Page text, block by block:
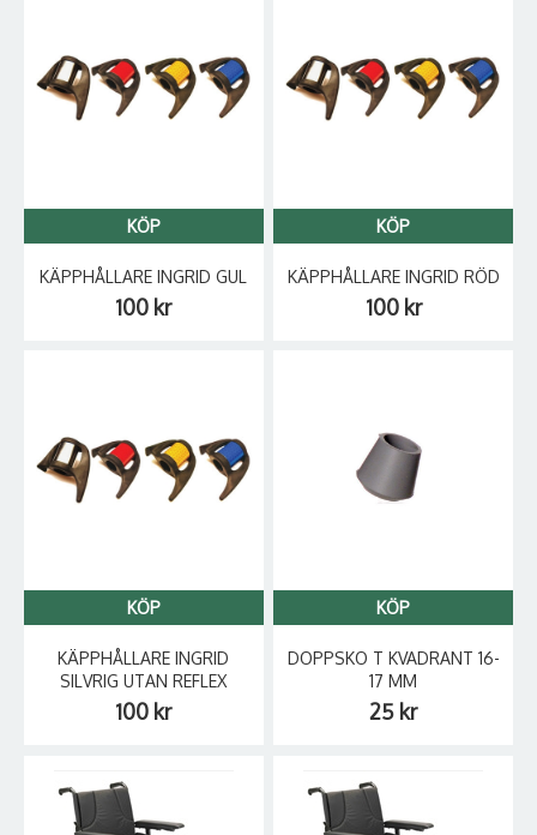
KÖP
KÄPPHÅLLARE INGRID GUL
100 kr
KÖP
KÄPPHÅLLARE INGRID RÖD
100 kr
KÖP
KÄPPHÅLLARE INGRID
SILVRIG UTAN REFLEX
100 kr
KÖP
DOPPSKO T KVADRANT 16-
17 MM
25 kr